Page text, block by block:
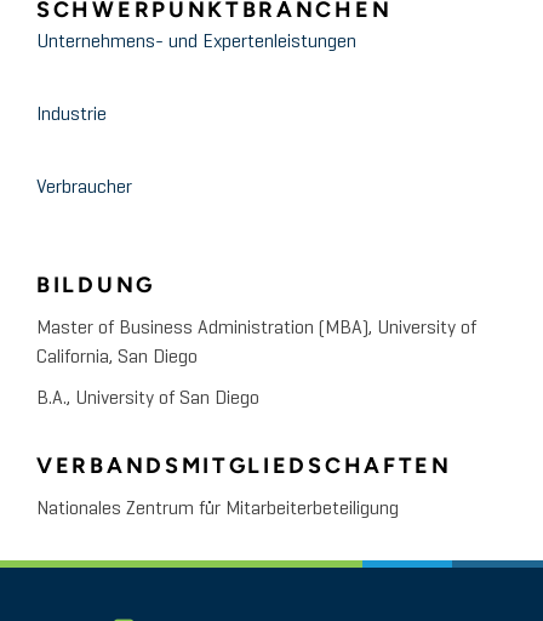
SCHWERPUNKTBRANCHEN
Unternehmens- und Expertenleistungen
Industrie
Verbraucher
BILDUNG
Master of Business Administration (MBA), University of
California, San Diego
B.A., University of San Diego
VERBANDSMITGLIEDSCHAFTEN
Nationales Zentrum für Mitarbeiterbeteiligung